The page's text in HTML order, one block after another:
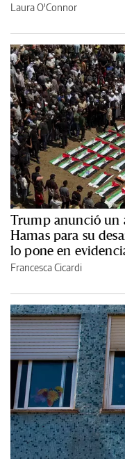
Laura O'Connor
Trump anunció un
Hamas para su
lo pone en
Francesca Cicardi